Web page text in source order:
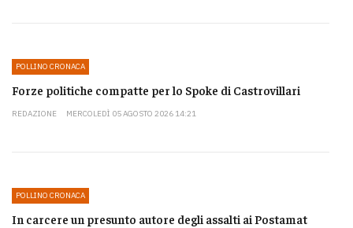
POLLINO CRONACA
Forze politiche compatte per lo Spoke di Castrovillari
REDAZIONE MERCOLEDÌ 05 AGOSTO 2026 14:21
POLLINO CRONACA
In carcere un presunto autore degli assalti ai Postamat